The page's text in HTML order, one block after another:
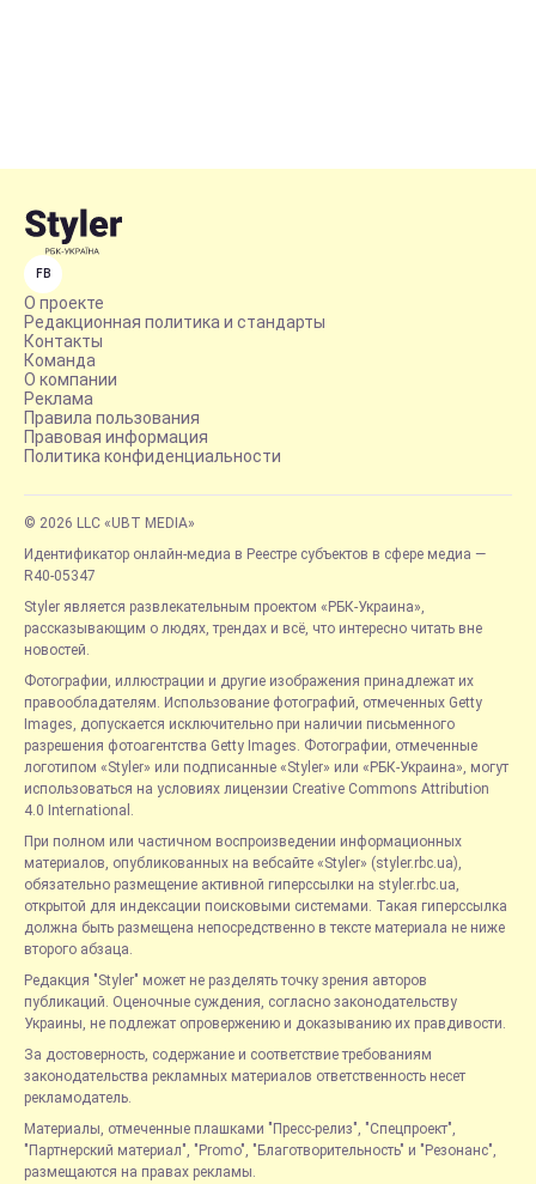
FB
О проекте
Редакционная политика и стандарты
Контакты
Команда
О компании
Реклама
Правила пользования
Правовая информация
Политика конфиденциальности
© 2026 LLC «UBT MEDIA»
Идентификатор онлайн-медиа в Реестре субъектов в сфере медиа —
R40-05347
Styler является развлекательным проектом «РБК-Украина»,
рассказывающим о людях, трендах и всё, что интересно читать вне
новостей.
Фотографии, иллюстрации и другие изображения принадлежат их
правообладателям. Использование фотографий, отмеченных Getty
Images, допускается исключительно при наличии письменного
разрешения фотоагентства Getty Images. Фотографии, отмеченные
логотипом «Styler» или подписанные «Styler» или «РБК-Украина», могут
использоваться на условиях лицензии Creative Commons Attribution
4.0 International.
При полном или частичном воспроизведении информационных
материалов, опубликованных на вебсайте «Styler» (styler.rbc.ua),
обязательно размещение активной гиперссылки на styler.rbc.ua,
открытой для индексации поисковыми системами. Такая гиперссылка
должна быть размещена непосредственно в тексте материала не ниже
второго абзаца.
Редакция "Styler" может не разделять точку зрения авторов
публикаций. Оценочные суждения, согласно законодательству
Украины, не подлежат опровержению и доказыванию их правдивости.
За достоверность, содержание и соответствие требованиям
законодательства рекламных материалов ответственность несет
рекламодатель.
Материалы, отмеченные плашками "Пресс-релиз", "Спецпроект",
"Партнерский материал", "Promo", "Благотворительность" и "Резонанс",
размещаются на правах рекламы.